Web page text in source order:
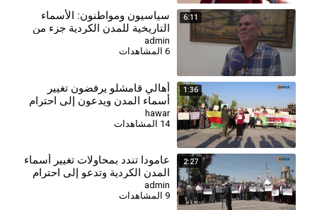
6:11
⁣سياسيون ومواطنون: الأسماء
التاريخية للمدن الكردية جزء من
هوية المنطقة
admin
1:36
أهالي قامشلو يرفضون تغيير
أسماء المدن ويدعون إلى احترام
الهوية واللغة الكردية
hawar
14 المشاهدات
2:27
عامودا تندد بمحاولات تغيير أسماء
المدن الكردية وتدعو إلى احترام
الهوية واللغة
admin
9 المشاهدات